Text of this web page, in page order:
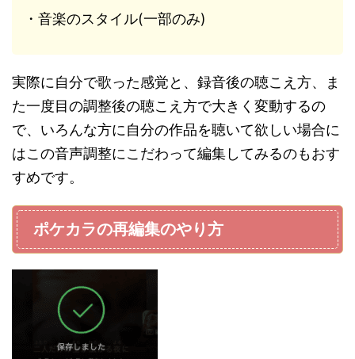
・音楽のスタイル(一部のみ)
実際に自分で歌った感覚と、録音後の聴こえ方、ま
た一度目の調整後の聴こえ方で大きく変動するの
で、いろんな方に自分の作品を聴いて欲しい場合に
はこの音声調整にこだわって編集してみるのもおす
すめです。
ポケカラの再編集のやり方